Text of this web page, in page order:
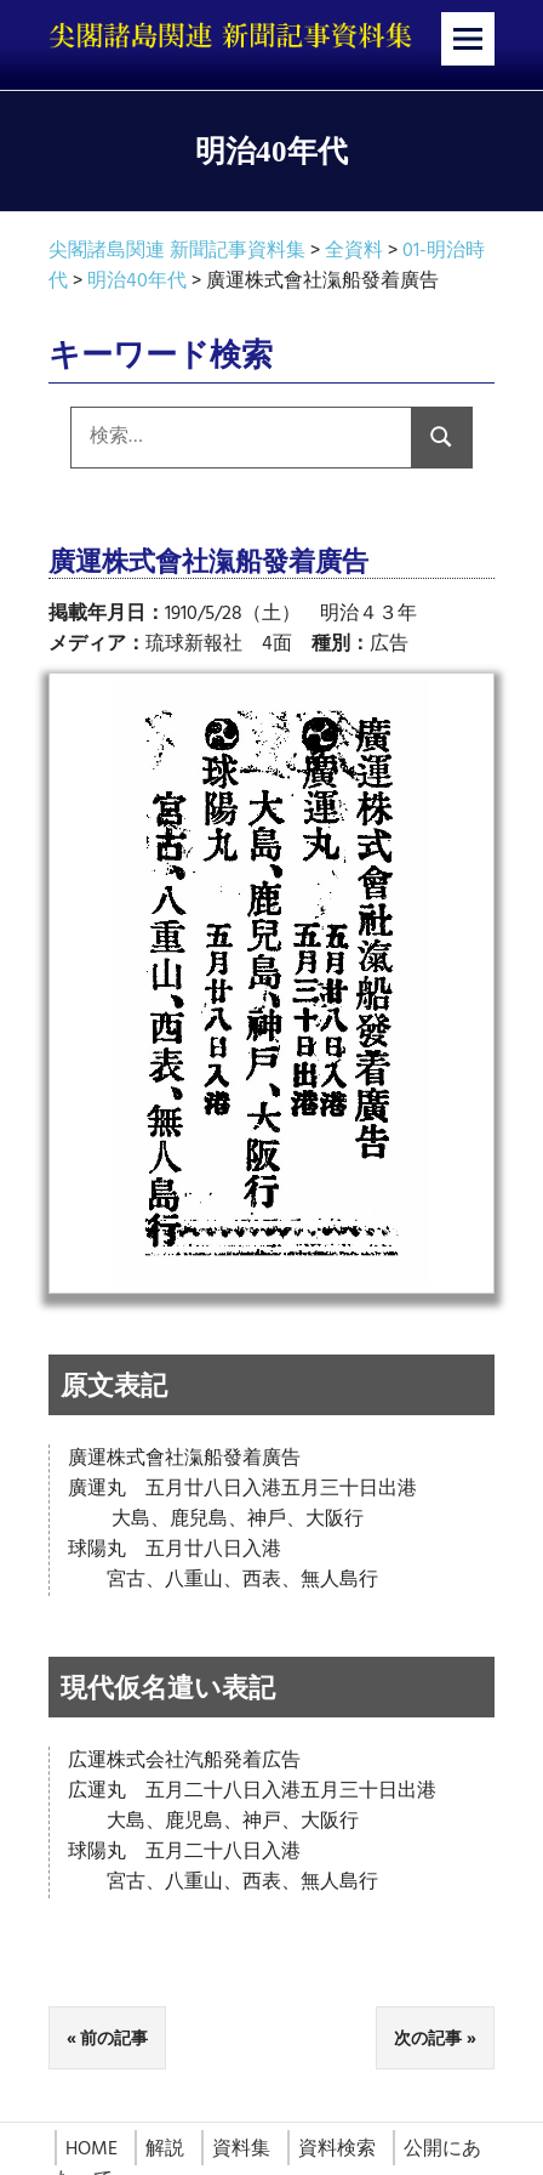
テ
メ
明治40年代
尖閣諸島関連 新聞記事資料集>全資料>01-明治時
代>明治40年代>廣運株式會社滊船發着廣告
キーワード検索
索:
検
索
廣運株式會社滊船發着廣告
掲載年月日： 1910/5/28（土） 明治４３年
メディア： 琉球新報社 4面 種別： 広告
原文表記
廣運株式會社滊船發着廣告
廣運丸 五月廿八日入港五月三十日出港
大島、鹿兒島、神戶、大阪行
球陽丸 五月廿八日入港
宮古、八重山、西表、無人島行
現代仮名遣い表記
広運株式会社汽船発着広告
広運丸 五月二十八日入港五月三十日出港
大島、鹿児島、神戸、大阪行
球陽丸 五月二十八日入港
宮古、八重山、西表、無人島行
前の記事 次の記事
HOME 解説 資料集 資料検索
公開にあ